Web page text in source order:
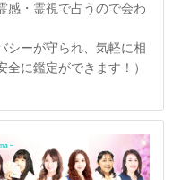
感・霊視で占うので会わ
シーが守られ、気軽に相
に鑑定ができます！）